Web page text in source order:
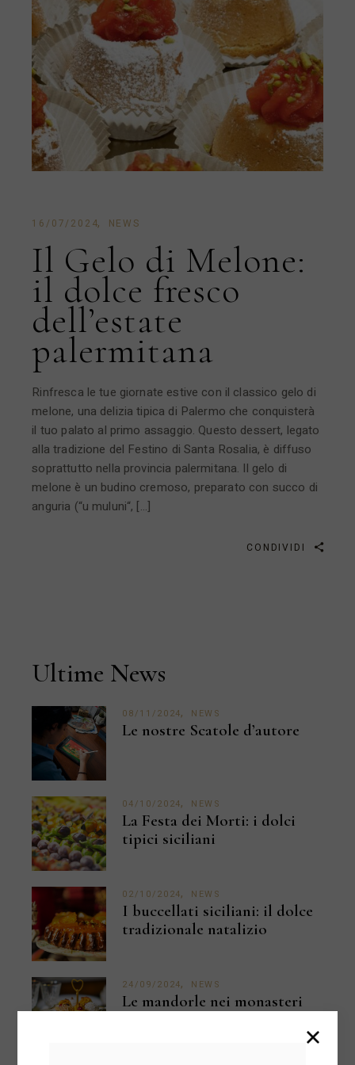
16/07/2024 NEWS
Il Gelo di Melone:
il dolce fresco
dell’estate
palermitana
Rinfresca le tue giornate estive con il classico gelo di
melone, una delizia tipica di Palermo che conquisterà
il tuo palato al primo assaggio. Questo dessert, legato
alla tradizione del Festino di Santa Rosalia, è diffuso
soprattutto nella provincia palermitana. Il gelo di
melone è un budino cremoso, preparato con succo di
anguria (“u muluni“, […]
CONDIVIDI
Ultime News
08/11/2024 NEWS
Le nostre Scatole d’autore
04/10/2024 NEWS
La Festa dei Morti: i dolci
tipici siciliani
02/10/2024 NEWS
I buccellati siciliani: il dolce
tradizionale natalizio
24/09/2024 NEWS
Le mandorle nei monasteri